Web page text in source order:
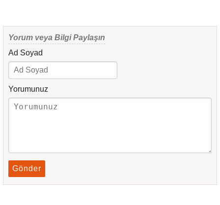
Yorum veya Bilgi Paylaşın
Ad Soyad
Yorumunuz
Gönder